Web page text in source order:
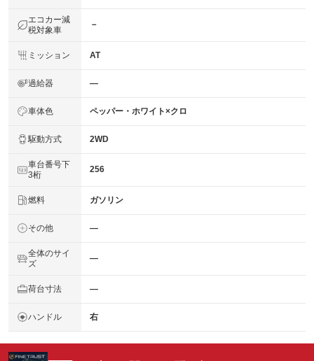
エコカー減
税対象車
－
ミッション AT
過給器 ―
車体色 ペッパー・ホワイト×クロ
駆動方式 2WD
車台番号下
3桁
256
燃料 ガソリン
その他 ―
全体のサイ
ズ
―
荷台寸法 ―
ハンドル 右